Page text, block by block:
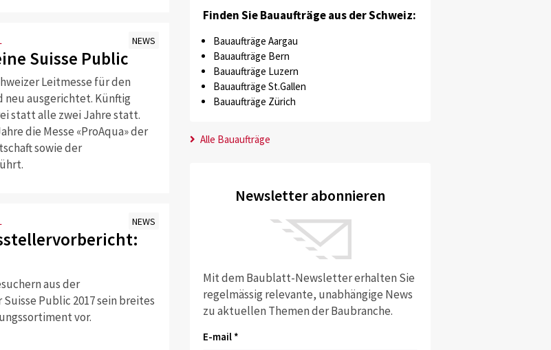
NEWS
Suisse Public
Leitmesse für den
ausgerichtet. Künftig
statt alle zwei Jahre statt.
die Messe «ProAqua» der
sowie der
NEWS
aus der
Public 2017 sein breites
vor.
Finden Sie Bauaufträge aus der Schweiz:
Bauaufträge Aargau
Bauaufträge Bern
Bauaufträge Luzern
Bauaufträge St.Gallen
Bauaufträge Zürich
Alle Bauaufträge
Newsletter abonnieren
Mit dem Baublatt-Newsletter erhalten Sie
regelmässig relevante, unabhängige News
zu aktuellen Themen der Baubranche.
E-mail *